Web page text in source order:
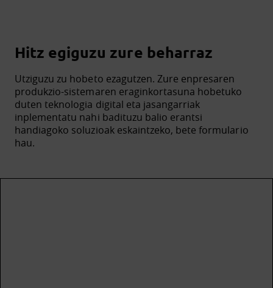
Hitz egiguzu zure beharraz
Utziguzu zu hobeto ezagutzen. Zure enpresaren
produkzio-sistemaren eraginkortasuna hobetuko
duten teknologia digital eta jasangarriak
inplementatu nahi badituzu balio erantsi
handiagoko soluzioak eskaintzeko, bete formulario
hau.